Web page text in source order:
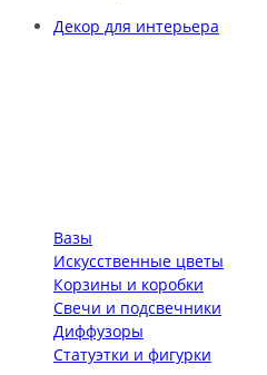
Декор для интерьера
Вазы
Искусственные цветы
Корзины и коробки
Свечи и подсвечники
Диффузоры
Статуэтки и фигурки